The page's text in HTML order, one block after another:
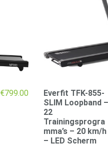
€799.00
Everfit TFK-855-
SLIM Loopband –
22
Trainingsprogra
mma’s – 20 km/h
– LED Scherm